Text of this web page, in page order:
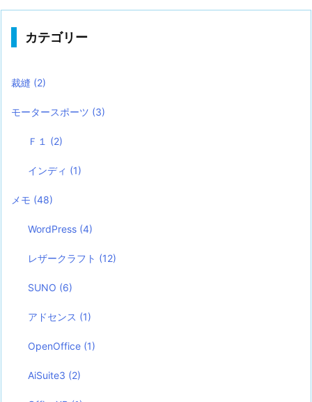
カテゴリー
裁縫 (2)
モータースポーツ (3)
Ｆ１ (2)
インディ (1)
メモ (48)
WordPress (4)
レザークラフト (12)
SUNO (6)
アドセンス (1)
OpenOffice (1)
AiSuite3 (2)